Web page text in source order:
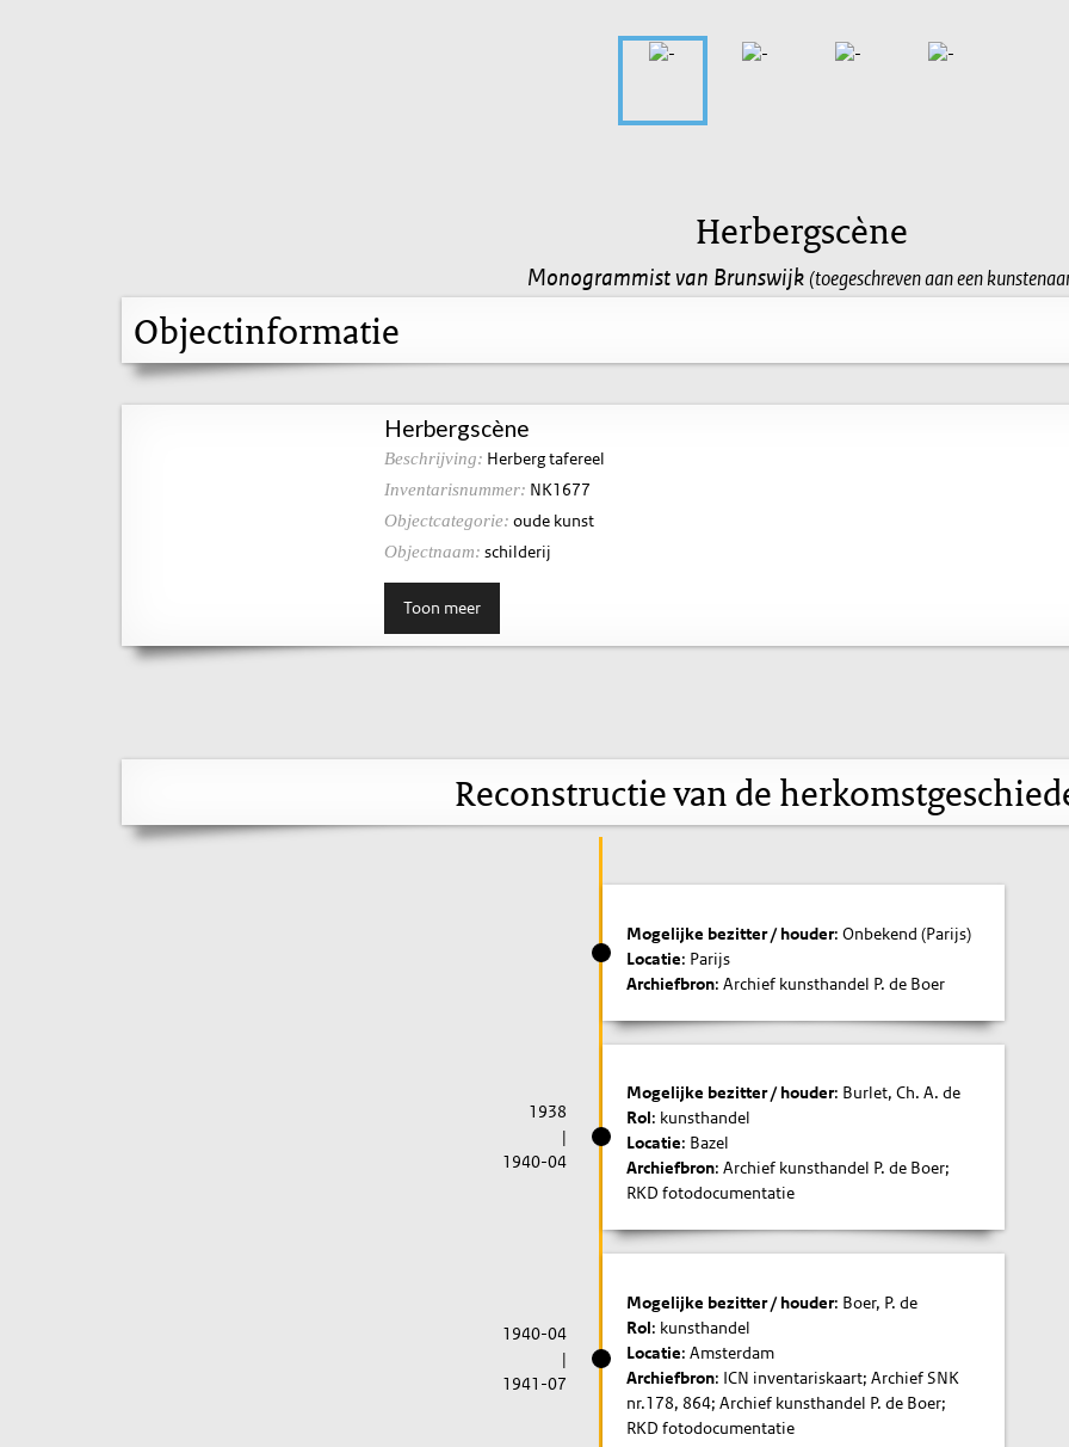
Herbergscène
Monogrammist van Brunswijk (toegeschreven aan een
Objectinformatie
Herbergscène
Beschrijving: Herberg tafereel
Inventarisnummer: NK1677
Objectcategorie: oude kunst
Objectnaam: schilderij
Toon meer
Reconstructie van de
Mogelijke bezitter / houder: Onbekend (Parijs)
Locatie: Parijs
Archiefbron: Archief kunsthandel P. de Boer
1938
|
1940-04
Mogelijke bezitter / houder: Burlet, Ch. A. de
Rol: kunsthandel
Locatie: Bazel
Archiefbron: Archief kunsthandel P. de Boer;
RKD fotodocumentatie
1940-04
|
1941-07
Mogelijke bezitter / houder: Boer, P. de
Rol: kunsthandel
Locatie: Amsterdam
Archiefbron: ICN inventariskaart; Archief SNK
nr.178, 864; Archief kunsthandel P. de Boer;
RKD fotodocumentatie